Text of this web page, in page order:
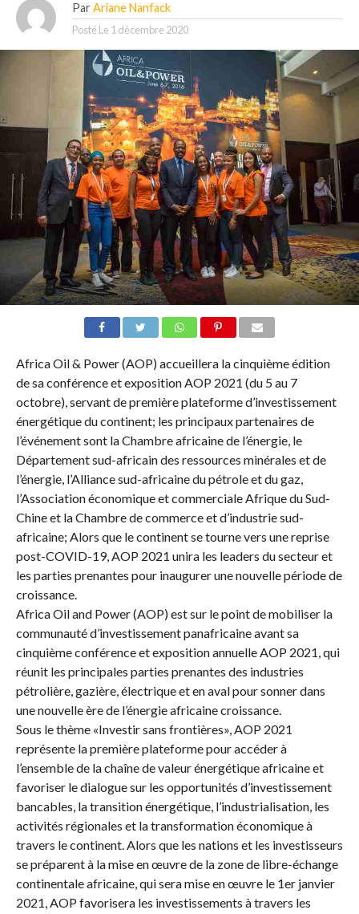
Par Ariane Nanfack
Posté Le 1 décembre 2020
Africa Oil & Power (AOP) accueillera la cinquième édition
de sa conférence et exposition AOP 2021 (du 5 au 7
octobre), servant de première plateforme d’investissement
énergétique du continent; les principaux partenaires de
l’événement sont la Chambre africaine de l’énergie, le
Département sud-africain des ressources minérales et de
l’énergie, l’Alliance sud-africaine du pétrole et du gaz,
l’Association économique et commerciale Afrique du Sud-
Chine et la Chambre de commerce et d’industrie sud-
africaine; Alors que le continent se tourne vers une reprise
post-COVID-19, AOP 2021 unira les leaders du secteur et
les parties prenantes pour inaugurer une nouvelle période de
croissance.
Africa Oil and Power (AOP) est sur le point de mobiliser la
communauté d’investissement panafricaine avant sa
cinquième conférence et exposition annuelle AOP 2021, qui
réunit les principales parties prenantes des industries
pétrolière, gazière, électrique et en aval pour sonner dans
une nouvelle ère de l’énergie africaine croissance.
Sous le thème «Investir sans frontières», AOP 2021
représente la première plateforme pour accéder à
l’ensemble de la chaîne de valeur énergétique africaine et
favoriser le dialogue sur les opportunités d’investissement
bancables, la transition énergétique, l’industrialisation, les
activités régionales et la transformation économique à
travers le continent. Alors que les nations et les investisseurs
se préparent à la mise en œuvre de la zone de libre-échange
continentale africaine, qui sera mise en œuvre le 1er janvier
2021, AOP favorisera les investissements à travers les